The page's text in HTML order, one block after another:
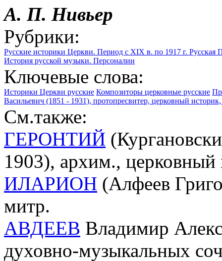
А. П. Нивьер
Рубрики:
Русские историки Церкви. Период с XIX в. по 1917 г. Русская
История русской музыки. Персоналии
Ключевые слова:
Историки Церкви русские Композиторы церковные русские
Васильевич (1851 - 1931), протопресвитер, церковный
См.также:
ГЕРОНТИЙ
1903), архим., церковный
ИЛАРИОН (Алфеев
митр.
АВДЕЕВ Владимир
духовно-музыкальных